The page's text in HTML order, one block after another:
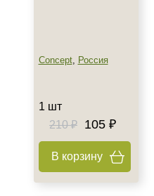
Тип товара
Бальзам
Кондиционер
Крем
Concept, Россия
1 шт
210 ₽
105 ₽
В корзину